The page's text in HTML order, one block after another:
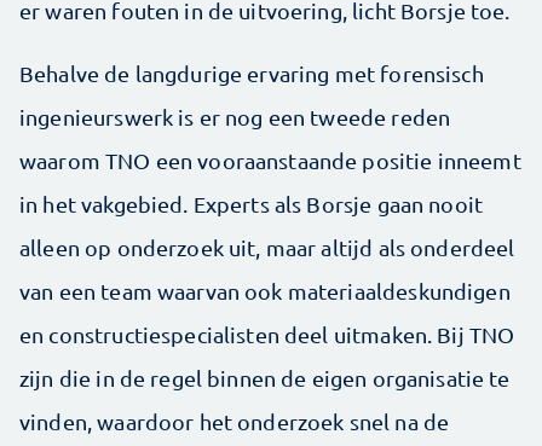
er waren fouten in de uitvoering, licht Borsje toe.
Behalve de langdurige ervaring met forensisch
ingenieurswerk is er nog een tweede reden
waarom TNO een vooraanstaande positie inneemt
in het vakgebied. Experts als Borsje gaan nooit
alleen op onderzoek uit, maar altijd als onderdeel
van een team waarvan ook materiaaldeskundigen
en constructiespecialisten deel uitmaken. Bij TNO
zijn die in de regel binnen de eigen organisatie te
vinden, waardoor het onderzoek snel na de